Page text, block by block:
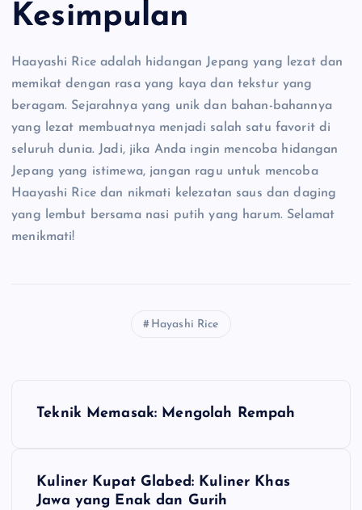
Kesimpulan
Haayashi Rice adalah hidangan Jepang yang lezat dan
memikat dengan rasa yang kaya dan tekstur yang
beragam. Sejarahnya yang unik dan bahan-bahannya
yang lezat membuatnya menjadi salah satu favorit di
seluruh dunia. Jadi, jika Anda ingin mencoba hidangan
Jepang yang istimewa, jangan ragu untuk mencoba
Haayashi Rice dan nikmati kelezatan saus dan daging
yang lembut bersama nasi putih yang harum. Selamat
menikmati!
Hayashi Rice
NTeknik Memasak: Mengolah Rempah
Kuliner Kupat Glabed: Kuliner Khas
Jawa yang Enak dan Gurih